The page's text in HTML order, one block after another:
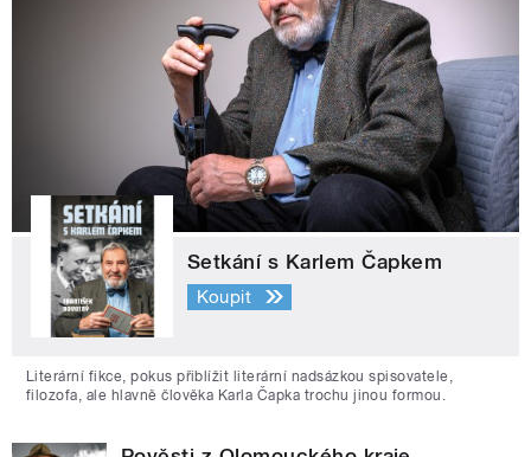
Setkání s Karlem Čapkem
Koupit
Literární fikce, pokus přiblížit literární nadsázkou spisovatele,
filozofa, ale hlavně člověka Karla Čapka trochu jinou formou.